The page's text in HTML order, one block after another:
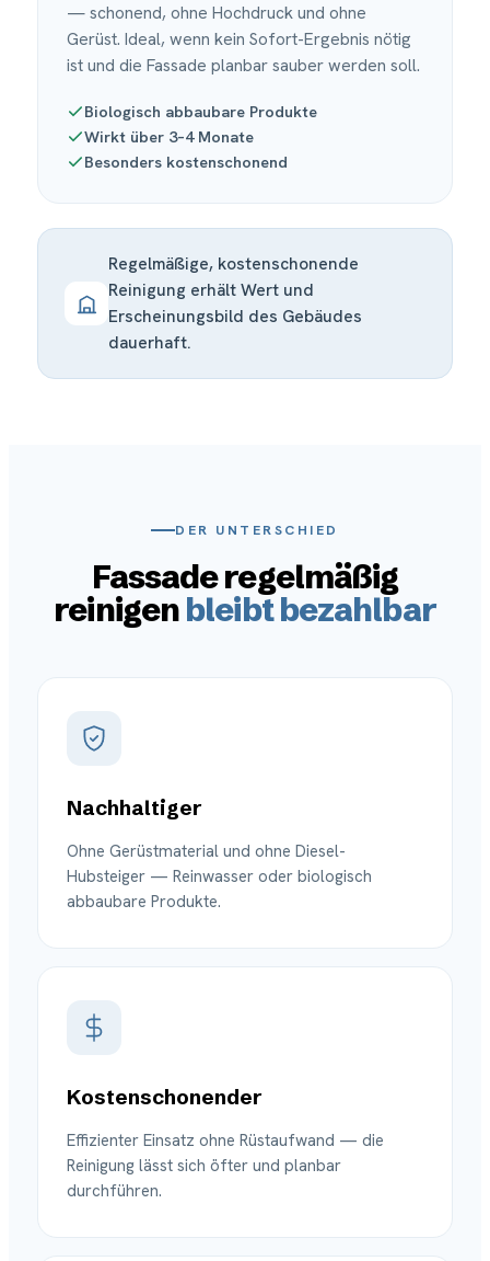
— schonend, ohne Hochdruck und ohne
Gerüst. Ideal, wenn kein Sofort-Ergebnis nötig
ist und die Fassade planbar sauber werden soll.
Biologisch abbaubare Produkte
Wirkt über 3–4 Monate
Besonders kostenschonend
Regelmäßige, kostenschonende
Reinigung erhält Wert und
Erscheinungsbild des Gebäudes
dauerhaft.
DER UNTERSCHIED
Fassade regelmäßig
reinigenbleibt bezahlbar
Nachhaltiger
Ohne Gerüstmaterial und ohne Diesel-
Hubsteiger — Reinwasser oder biologisch
abbaubare Produkte.
Kostenschonender
Effizienter Einsatz ohne Rüstaufwand — die
Reinigung lässt sich öfter und planbar
durchführen.